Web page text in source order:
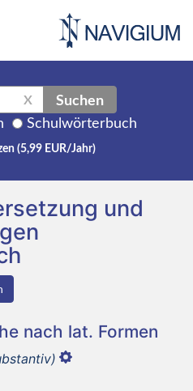
X Suchen
Schulwörterbuch
(5,99 EUR/Jahr)
und
nach lat. Formen